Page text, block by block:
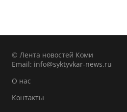
© Лента новостей Коми
Email: info@syktyvkar-news.ru
О нас
Контакты